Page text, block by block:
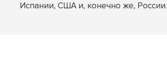
Испании, США и, конечно же, России.